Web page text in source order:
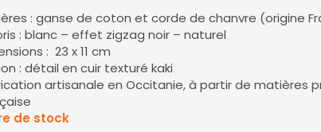
: ganse de coton et corde de chanvre (origine
: blanc – effet zigzag noir – naturel
: 23 x 11 cm
: détail en cuir texturé kaki
artisanale en Occitanie, à partir de matières
de stock